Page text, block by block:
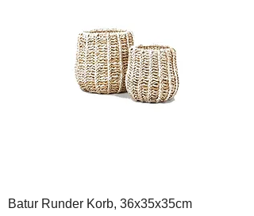
Batur Runder Korb, 36x35x35cm